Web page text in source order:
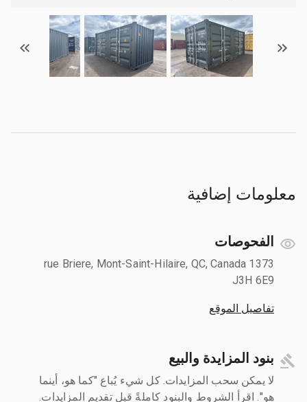
معلومات إضافية
الفحوصات
1373 rue Briere, Mont-Saint-Hilaire, QC, Canada
J3H 6E9
تفاصيل الموقع
بنود المزايدة والبيع
لا يمكن سحب المزايدات. كل شيء يُباع "كما هو، أينما
هو". اقرأ الشروط والبنود كاملةً قبل تقديم المزايدات.